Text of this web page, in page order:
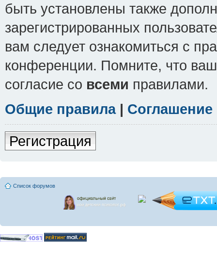
быть установлены также
зарегистрированных
вам следует ознакомиться с
конференции. Помните, что
согласие со всеми правилами.
Общие правила|
Регистрация
Список форумов